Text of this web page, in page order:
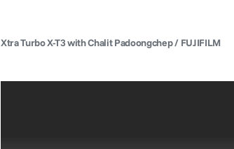
Xtra Turbo X-T3 with Chalit Padoongchep / FUJIFILM